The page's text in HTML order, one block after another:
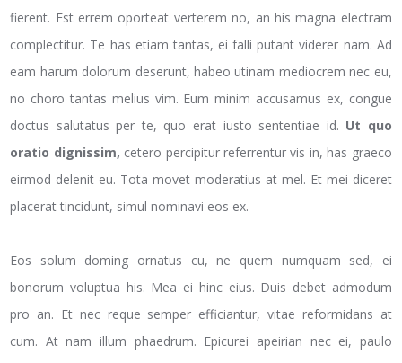
fierent. Est errem oporteat verterem no, an his magna electram
complectitur. Te has etiam tantas, ei falli putant viderer nam. Ad
eam harum dolorum deserunt, habeo utinam mediocrem nec eu,
no choro tantas melius vim. Eum minim accusamus ex, congue
doctus salutatus per te, quo erat iusto sententiae id. Ut quo
oratio dignissim, cetero percipitur referrentur vis in, has graeco
eirmod delenit eu. Tota movet moderatius at mel. Et mei diceret
placerat tincidunt, simul nominavi eos ex.
Eos solum doming ornatus cu, ne quem numquam sed, ei
bonorum voluptua his. Mea ei hinc eius. Duis debet admodum
pro an. Et nec reque semper efficiantur, vitae reformidans at
cum. At nam illum phaedrum. Epicurei apeirian nec ei, paulo